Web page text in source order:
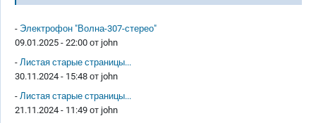
- Электрофон "Волна-307-стерео"
09.01.2025 - 22:00 от john
- Листая старые страницы...
30.11.2024 - 15:48 от john
- Листая старые страницы...
21.11.2024 - 11:49 от john